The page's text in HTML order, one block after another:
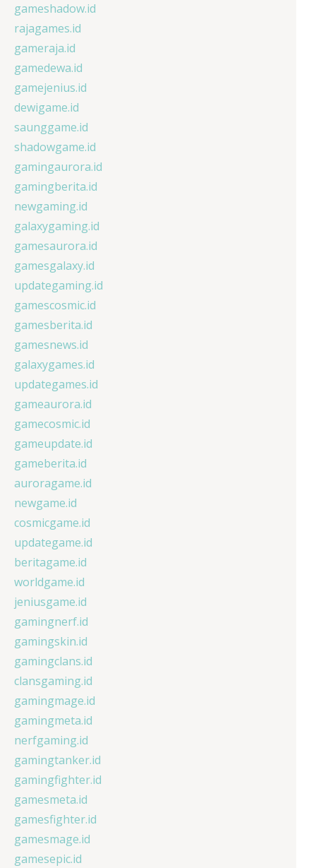
gameshadow.id
rajagames.id
gameraja.id
gamedewa.id
gamejenius.id
dewigame.id
saunggame.id
shadowgame.id
gamingaurora.id
gamingberita.id
newgaming.id
galaxygaming.id
gamesaurora.id
gamesgalaxy.id
updategaming.id
gamescosmic.id
gamesberita.id
gamesnews.id
galaxygames.id
updategames.id
gameaurora.id
gamecosmic.id
gameupdate.id
gameberita.id
auroragame.id
newgame.id
cosmicgame.id
updategame.id
beritagame.id
worldgame.id
jeniusgame.id
gamingnerf.id
gamingskin.id
gamingclans.id
clansgaming.id
gamingmage.id
gamingmeta.id
nerfgaming.id
gamingtanker.id
gamingfighter.id
gamesmeta.id
gamesfighter.id
gamesmage.id
gamesepic.id